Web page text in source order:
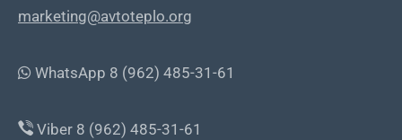
marketing@avtoteplo.org
WhatsApp 8 (962) 485-31-61
Viber 8 (962) 485-31-61